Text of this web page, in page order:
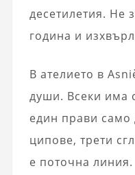
десетилетия. Не
година и
В ателието в
души. Всеки има
един прави само
ципове, трети
е поточна